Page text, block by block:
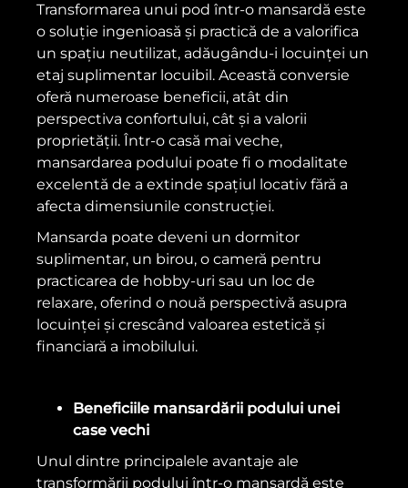
Transformarea unui pod într-o mansardă este
o soluție ingenioasă și practică de a valorifica
un spațiu neutilizat, adăugându-i locuinței un
etaj suplimentar locuibil. Această conversie
oferă numeroase beneficii, atât din
perspectiva confortului, cât și a valorii
proprietății. Într-o casă mai veche,
mansardarea podului poate fi o modalitate
excelentă de a extinde spațiul locativ fără a
afecta dimensiunile construcției.
Mansarda poate deveni un dormitor
suplimentar, un birou, o cameră pentru
practicarea de hobby-uri sau un loc de
relaxare, oferind o nouă perspectivă asupra
locuinței și crescând valoarea estetică și
financiară a imobilului.
Beneficiile mansardării podului unei
case vechi
Unul dintre principalele avantaje ale
transformării podului într-o mansardă este